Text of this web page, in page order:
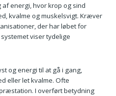
energi, hvor krop og sind
kvalme og muskelsvigt. Kræver
der har løbet for
viser tydelige
og energi til at gå i gang,
eller let kvalme. Ofte
I overført betydning